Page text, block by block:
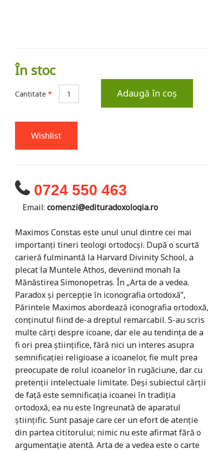
În stoc
Cantitate * Adaugă în coș
Wishlist
0724 550 463
Email: comenzi@edituradoxologia.ro
Maximos Constas este unul unul dintre cei mai
importanţi tineri teologi ortodocşi. După o scurtă
carieră fulminantă la Harvard Divinity School, a
plecat la Muntele Athos, devenind monah la
Mănăstirea Simonopetras. În „Arta de a vedea.
Paradox şi percepţie în iconografia ortodoxă”,
Părintele Maximos abordează iconografia ortodoxă,
conţinutul fiind de-a dreptul remarcabil. S-au scris
multe cărţi despre icoane, dar ele au tendinţa de a
fi ori prea ştiinţifice, fără nici un interes asupra
semnificaţiei religioase a icoanelor, fie mult prea
preocupate de rolul icoanelor în rugăciune, dar cu
pretenţii intelectuale limitate. Deşi subiectul cărţii
de faţă este semnificaţia icoanei în tradiţia
ortodoxă, ea nu este îngreunată de aparatul
ştiinţific. Sunt pasaje care cer un efort de atenţie
din partea cititorului; nimic nu este afirmat fără o
argumentaţie atentă. Arta de a vedea este o carte